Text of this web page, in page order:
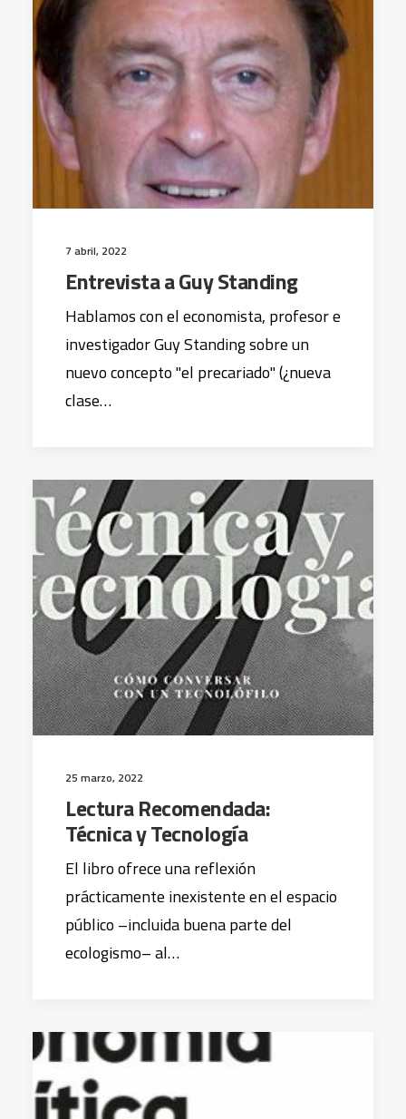
7 abril, 2022
Entrevista a Guy Standing
Hablamos con el economista, profesor e
investigador Guy Standing sobre un
nuevo concepto "el precariado" (¿nueva
clase…
25 marzo, 2022
Lectura Recomendada:
Técnica y Tecnología
El libro ofrece una reflexión
prácticamente inexistente en el espacio
público –incluida buena parte del
ecologismo– al…